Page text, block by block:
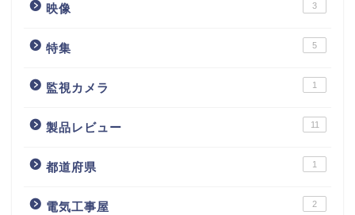
映像 3
特集 5
監視カメラ 1
製品レビュー 11
都道府県 1
電気工事屋 2